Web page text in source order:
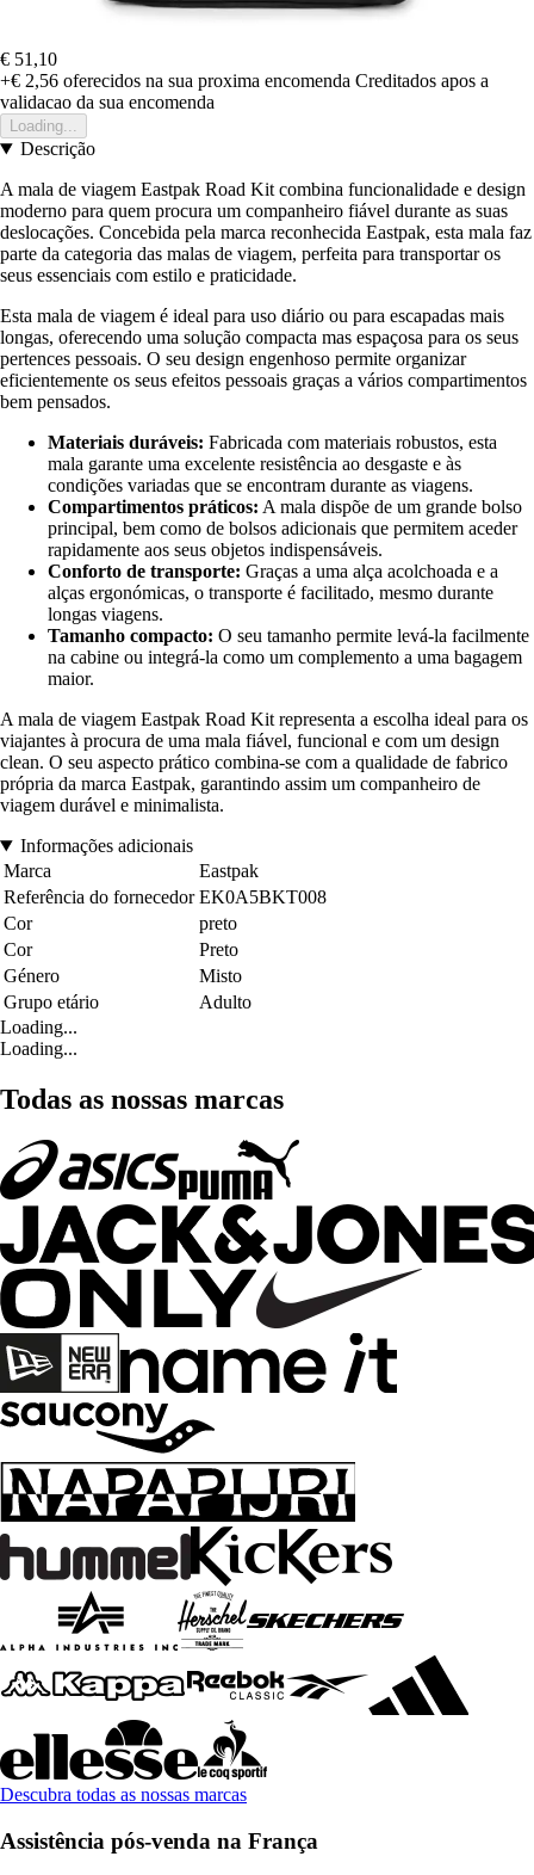
€ 51,10
+€ 2,56 oferecidos na sua proxima encomenda Creditados apos a
validacao da sua encomenda
Loading...
Descrição
A mala de viagem Eastpak Road Kit combina funcionalidade e design
moderno para quem procura um companheiro fiável durante as suas
deslocações. Concebida pela marca reconhecida Eastpak, esta mala faz
parte da categoria das malas de viagem, perfeita para transportar os
seus essenciais com estilo e praticidade.
Esta mala de viagem é ideal para uso diário ou para escapadas mais
longas, oferecendo uma solução compacta mas espaçosa para os seus
pertences pessoais. O seu design engenhoso permite organizar
eficientemente os seus efeitos pessoais graças a vários compartimentos
bem pensados.
Materiais duráveis: Fabricada com materiais robustos, esta
mala garante uma excelente resistência ao desgaste e às
condições variadas que se encontram durante as viagens.
Compartimentos práticos: A mala dispõe de um grande bolso
principal, bem como de bolsos adicionais que permitem aceder
rapidamente aos seus objetos indispensáveis.
Conforto de transporte: Graças a uma alça acolchoada e a
alças ergonómicas, o transporte é facilitado, mesmo durante
longas viagens.
Tamanho compacto: O seu tamanho permite levá-la facilmente
na cabine ou integrá-la como um complemento a uma bagagem
maior.
A mala de viagem Eastpak Road Kit representa a escolha ideal para os
viajantes à procura de uma mala fiável, funcional e com um design
clean. O seu aspecto prático combina-se com a qualidade de fabrico
própria da marca Eastpak, garantindo assim um companheiro de
viagem durável e minimalista.
Informações adicionais
Marca
Eastpak
Referência do fornecedor EK0A5BKT008
Cor
preto
Cor
Preto
Género
Misto
Grupo etário
Adulto
Loading...
Loading...
Todas as nossas marcas
Descubra todas as nossas marcas
Assistência pós-venda na França